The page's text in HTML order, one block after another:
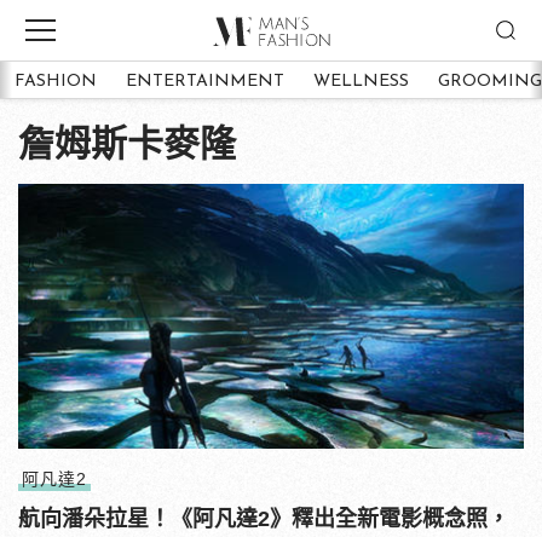
FASHION ENTERTAINMENT WELLNESS GROOMING
詹姆斯卡麥隆
阿凡達2
航向潘朵拉星！《阿凡達2》釋出全新電影概念照，